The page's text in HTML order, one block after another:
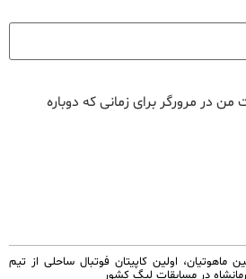
در مرورگر برای زمانی که دوباره
ماهوتیان، اولین کاپیتان فوتبال ساحلی از تیم
در مسابقات لیگ کشور